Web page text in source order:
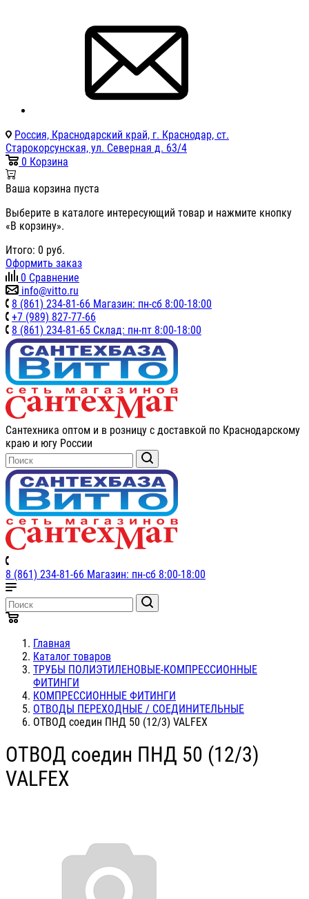
Россия, Краснодарский край, г. Краснодар, ст.
Старокорсунская, ул. Северная д. 63/4
0 Корзина
Ваша корзина пуста
Выберите в каталоге интересующий товар и нажмите кнопку
«В корзину».
Итого: 0 руб.
Оформить заказ
0 Сравнение
info@vitto.ru
8 (861) 234-81-66 Магазин: пн-сб 8:00-18:00
+7 (989) 827-77-66
8 (861) 234-81-65 Склад: пн-пт 8:00-18:00
Сантехника оптом и в розницу с доставкой по Краснодарскому
краю и югу России
8 (861) 234-81-66 Магазин: пн-сб 8:00-18:00
Главная
Каталог товаров
ТРУБЫ ПОЛИЭТИЛЕНОВЫЕ-КОМПРЕССИОННЫЕ
ФИТИНГИ
КОМПРЕССИОННЫЕ ФИТИНГИ
ОТВОДЫ ПЕРЕХОДНЫЕ / СОЕДИНИТЕЛЬНЫЕ
ОТВОД соедин ПНД 50 (12/3) VALFEX
ОТВОД соедин ПНД 50 (12/3)
VALFEX